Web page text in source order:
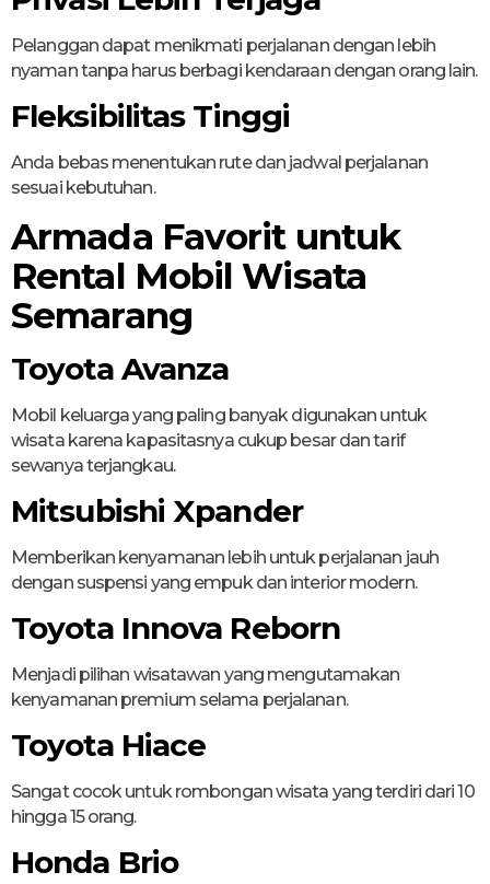
Pelanggan dapat menikmati perjalanan dengan lebih
nyaman tanpa harus berbagi kendaraan dengan orang lain.
Fleksibilitas Tinggi
Anda bebas menentukan rute dan jadwal perjalanan
sesuai kebutuhan.
Armada Favorit untuk
Rental Mobil Wisata
Semarang
Toyota Avanza
Mobil keluarga yang paling banyak digunakan untuk
wisata karena kapasitasnya cukup besar dan tarif
sewanya terjangkau.
Mitsubishi Xpander
Memberikan kenyamanan lebih untuk perjalanan jauh
dengan suspensi yang empuk dan interior modern.
Toyota Innova Reborn
Menjadi pilihan wisatawan yang mengutamakan
kenyamanan premium selama perjalanan.
Toyota Hiace
Sangat cocok untuk rombongan wisata yang terdiri dari 10
hingga 15 orang.
Honda Brio